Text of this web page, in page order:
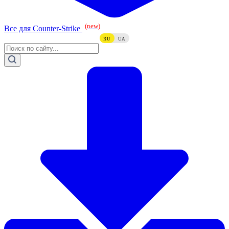
Все для Counter-Strike (new)
RU UA